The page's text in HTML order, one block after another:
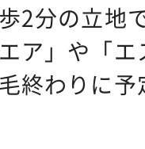
2分の立地
ア」や「
終わりに